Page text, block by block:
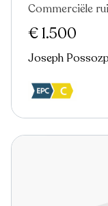
Nieuw
Commerciële
€ 1.500
Joseph